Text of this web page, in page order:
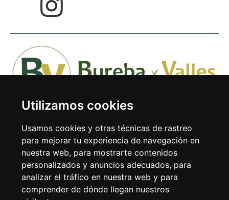
Utilizamos cookies
Usamos cookies y otras técnicas de rastreo
para mejorar tu experiencia de navegación en
nuestra web, para mostrarte contenidos
personalizados y anuncios adecuados, para
analizar el tráfico en nuestra web y para
comprender de dónde llegan nuestros
Avda. Doctor Rodríguez de la Fuente 1-1º 09240 Briviesca
(Burgos)